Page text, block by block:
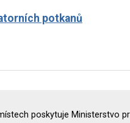
potkanů
poskytuje Ministerstvo